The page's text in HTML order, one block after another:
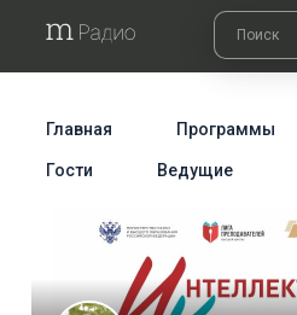
Главная Программы
Гости Ведущие